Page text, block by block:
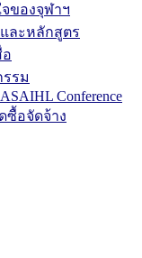
ของจุฬาฯ
ละหลักสูตร
อ
รม
Conference
ซื้อจัดจ้าง